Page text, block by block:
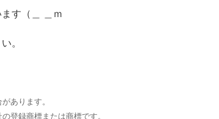
す（＿ ＿ｍ
。
あります。
登録商標または商標です。